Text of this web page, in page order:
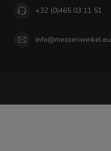
+32 (0)465 03 11 51
info@messenwinkel.eu